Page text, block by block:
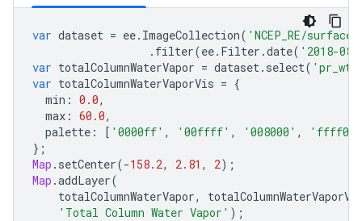
var dataset = ee. ImageCollection( 'NCEP_RE/
. filter(ee. Filter .date( '2018-
var totalColumnWaterVapor = dataset. select(
var totalColumnWaterVaporVis = {
min : 0.0,
max : 60.0,
palette : [ '0000ff' , '00ffff' , '008000' ,
'ffff00'
};
Map . setCenter(-158.2, 2.81 , 2);
Map .addLayer(
totalColumnWaterVapor,
'Total Column Water Vapor' );